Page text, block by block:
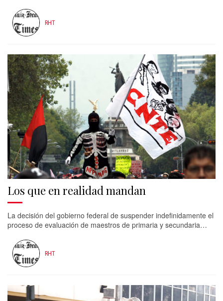
RHT
Los que en realidad mandan
La decisión del gobierno federal de suspender indefinidamente el
proceso de evaluación de maestros de primaria y secundaria…
RHT